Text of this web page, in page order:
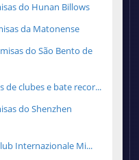
do Hunan Billows
da Matonense
do São Bento de
de clubes e bate recor...
do Shenzhen
Internazionale Mi...